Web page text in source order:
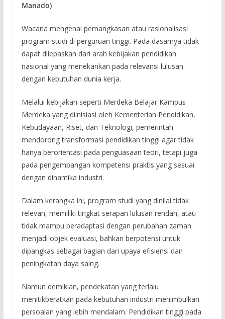
Manado)
Wacana mengenai pemangkasan atau rasionalisasi
program studi di perguruan tinggi. Pada dasarnya tidak
dapat dilepaskan dari arah kebijakan pendidikan
nasional yang menekankan pada relevansi lulusan
dengan kebutuhan dunia kerja.
Melalui kebijakan seperti Merdeka Belajar Kampus
Merdeka yang diinisiasi oleh Kementerian Pendidikan,
Kebudayaan, Riset, dan Teknologi, pemerintah
mendorong transformasi pendidikan tinggi agar tidak
hanya berorientasi pada penguasaan teori, tetapi juga
pada pengembangan kompetensi praktis yang sesuai
dengan dinamika industri.
Dalam kerangka ini, program studi yang dinilai tidak
relevan, memiliki tingkat serapan lulusan rendah, atau
tidak mampu beradaptasi dengan perubahan zaman
menjadi objek evaluasi, bahkan berpotensi untuk
dipangkas sebagai bagian dari upaya efisiensi dan
peningkatan daya saing.
Namun demikian, pendekatan yang terlalu
menitikberatkan pada kebutuhan industri menimbulkan
persoalan yang lebih mendalam. Pendidikan tinggi pada